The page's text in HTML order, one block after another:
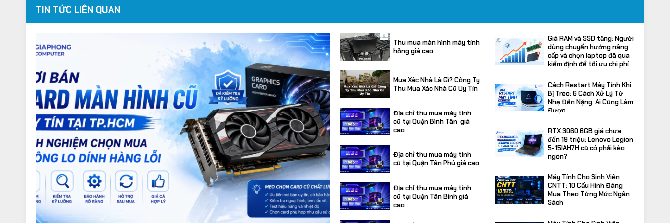
TIN TỨC LIÊN QUAN
Thu mua màn hình máy tính
hỏng giá cao
Mua Xác Nhà Là Gì? Công Ty
Thu Mua Xác Nhà Cũ Uy Tín
Địa chỉ thu mua máy tính
cũ tại Quận Bình Tân giá
cao
Địa chỉ thu mua máy tính
cũ tại Quận Tân Phú giá cao
Địa chỉ thu mua máy tính
cũ tại Quận Tân Bình giá
cao
Giá RAM và SSD tăng: Người
dùng chuyển hướng nâng
cấp và chọn laptop đã qua
kiểm định để tối ưu chi phí
Cách Restart Máy Tính Khi
Bị Treo: 6 Cách Xử Lý Từ
Nhẹ Đến Nặng, Ai Cũng Làm
Được
RTX 3060 6GB giá chưa
đến 19 triệu: Lenovo Legion
5-15IAH7H cũ có phải kèo
ngon?
Máy Tính Cho Sinh Viên
CNTT: 10 Cấu Hình Đáng
Mua Theo Từng Mức Ngân
Sách